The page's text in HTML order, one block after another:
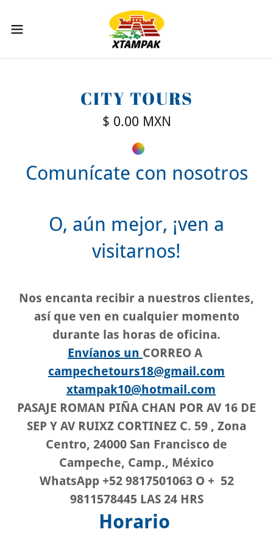
CITY TOURS
$ 0.00 MXN
Comunícate con nosotros
O, aún mejor, ¡ven a
visitarnos!
Nos encanta recibir a nuestros clientes,
así que ven en cualquier momento
durante las horas de oficina.
Envíanos un CORREO A
campechetours18@gmail.com
xtampak10@hotmail.com
PASAJE ROMAN PIÑA CHAN POR AV 16 DE
SEP Y AV RUIXZ CORTINEZ C. 59 , Zona
Centro, 24000 San Francisco de
Campeche, Camp., México
WhatsApp +52 9817501063 O + 52
9811578445 LAS 24 HRS
Horario